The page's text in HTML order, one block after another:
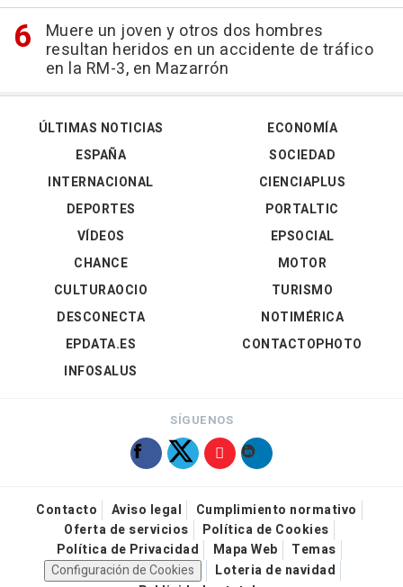
Muere un joven y otros dos hombres
resultan heridos en un accidente de tráfico
en la RM-3, en Mazarrón
ÚLTIMAS NOTICIAS
ESPAÑA
INTERNACIONAL
DEPORTES
VÍDEOS
ECONOMÍA
SOCIEDAD
CIENCIAPLUS
PORTALTIC
EPSOCIAL
CHANCE
CULTURAOCIO
DESCONECTA
EPDATA.ES
INFOSALUS
MOTOR
TURISMO
NOTIMÉRICA
CONTACTOPHOTO
SÍGUENOS
Contacto Aviso legal
Cumplimiento normativo
Oferta de servicios
Política de Cookies
Política de Privacidad
Mapa Web
Temas
Configuración de Cookies
Loteria de navidad